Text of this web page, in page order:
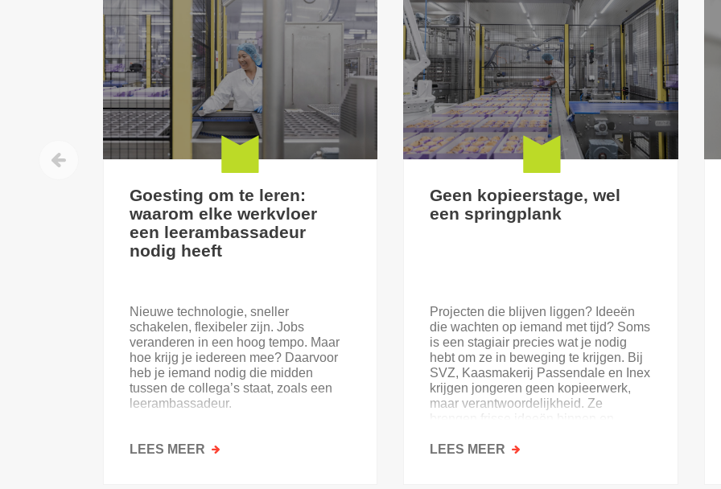
Goesting om te leren:
waarom elke werkvloer
een leerambassadeur
nodig heeft
Nieuwe technologie, sneller
schakelen, flexibeler zijn. Jobs
veranderen in een hoog tempo. Maar
hoe krijg je iedereen mee? Daarvoor
heb je iemand nodig die midden
tussen de collega’s staat, zoals een
leerambassadeur.
LEES MEER OVER
Geen kopieerstage, wel
een springplank
Projecten die blijven liggen? Ideeën
die wachten op iemand met tijd? Soms
is een stagiair precies wat je nodig
hebt om ze in beweging te krijgen. Bij
SVZ, Kaasmakerij Passendale en Inex
krijgen jongeren geen kopieerwerk,
maar verantwoordelijkheid. Ze
brengen frisse ideeën binnen en
LEES MEER OVER